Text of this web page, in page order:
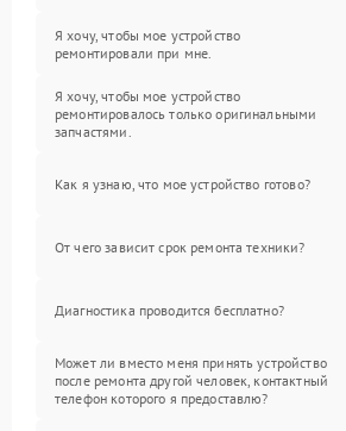
Я хочу, чтобы мое устройство
ремонтировали при мне.
Я хочу, чтобы мое устройство
ремонтировалось только оригинальными
запчастями.
Как я узнаю, что мое устройство готово?
От чего зависит срок ремонта техники?
Диагностика проводится бесплатно?
Может ли вместо меня принять устройство
после ремонта другой человек, контактный
телефон которого я предоставлю?